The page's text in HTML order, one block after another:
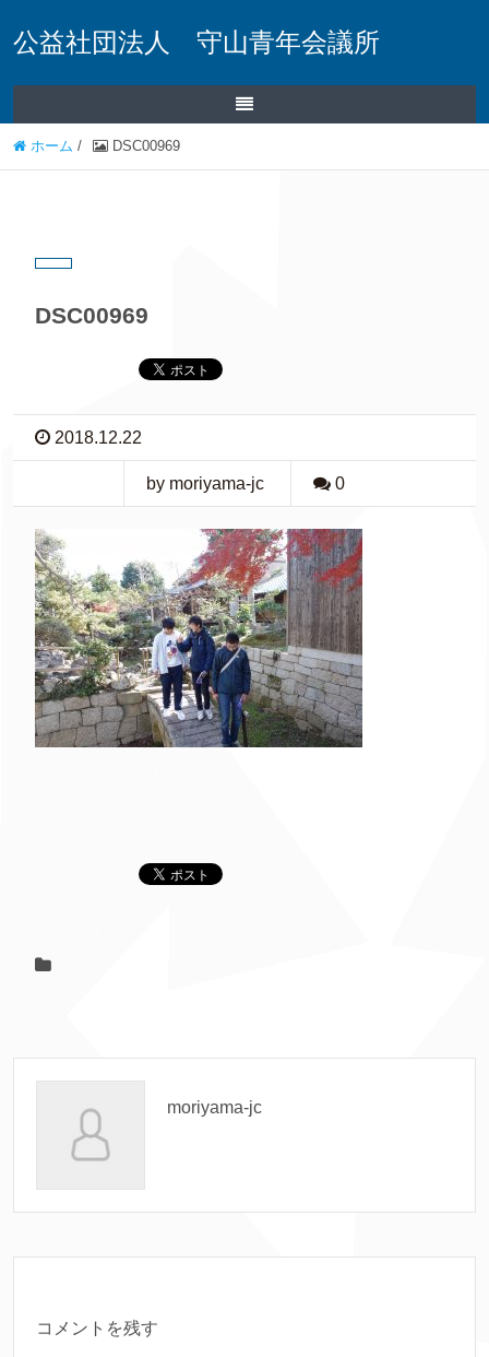
公益社団法人 守山青年会議所
ホーム / DSC00969
DSC00969
2018.12.22
by moriyama-jc 0
moriyama-jc
コメントを残す